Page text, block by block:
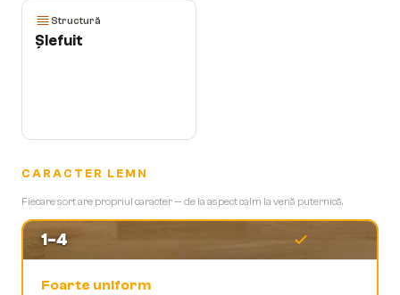
Structură
Șlefuit
CARACTER LEMN
Fiecare sort are propriul caracter — de la aspect calm la venă puternică.
1-4
Foarte uniform